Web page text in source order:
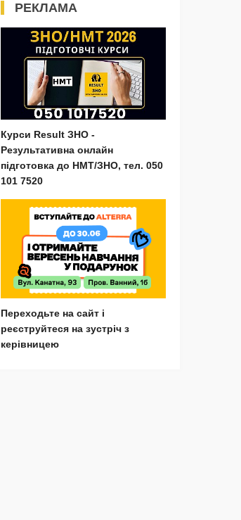
РЕКЛАМА
Курси Result ЗНО -
Результативна онлайн
підготовка до НМТ/ЗНО, тел. 050
101 7520
Переходьте на сайт і
реєструйтеся на зустріч з
керівницею